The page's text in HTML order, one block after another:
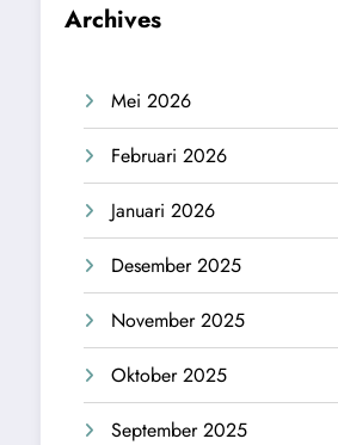
Archives
Mei 2026
Februari 2026
Januari 2026
Desember 2025
November 2025
Oktober 2025
September 2025